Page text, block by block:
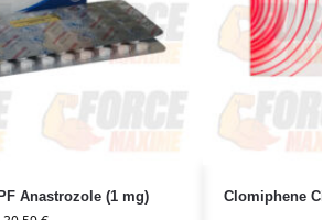
Anastrozole (1 mg) Clomiphene